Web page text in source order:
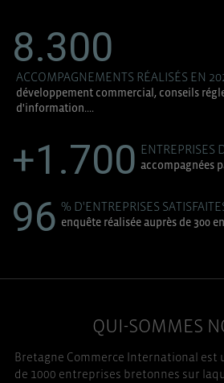
8.300
ACCOMPAGNEMENTS RÉALISÉS EN
développement commercial, conseils
d'information....
+1.700 ENTREPRISES
accompagnées
96 % D'ENTREPRISES
enquête réalisée auprès de 300
QUI-SOMMES
Bretagne Commerce International est
de 1000 entreprises bretonnes sur